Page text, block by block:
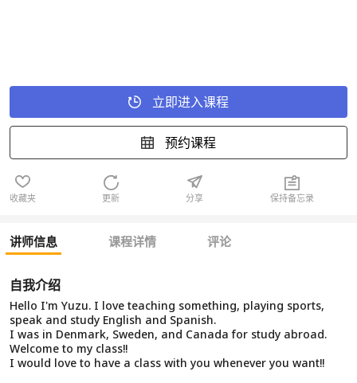
立即进入课程
预约课程
收藏夹 更新 分享 保持备忘录
讲师信息 课程详情 评论
自我介绍
Hello I'm Yuzu. I love teaching something, playing sports,
speak and study English and Spanish.
I was in Denmark, Sweden, and Canada for study abroad.
Welcome to my class!!
I would love to have a class with you whenever you want!!